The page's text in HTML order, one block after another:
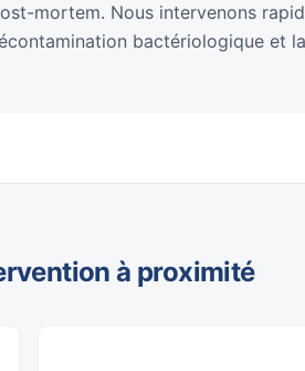
mortem. Nous intervenons
bactériologique et
à proximité